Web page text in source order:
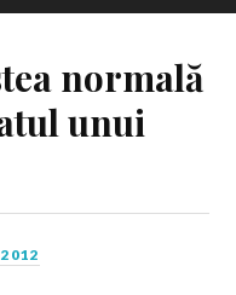
normală
unui